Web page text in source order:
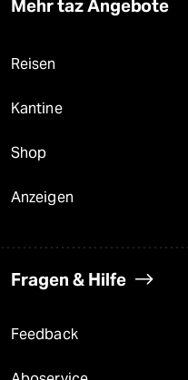
Mehr taz Angebote
Reisen
Kantine
Shop
Anzeigen
Fragen & Hilfe
Feedback